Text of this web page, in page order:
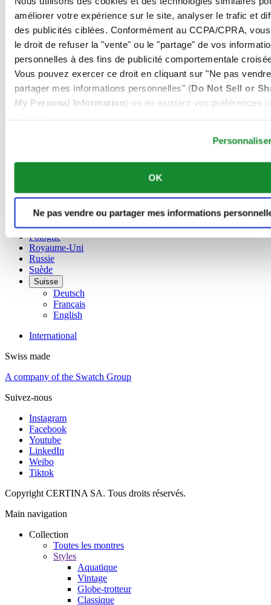
améliorer votre expérience sur le site, analyser le trafic et
des publicités ciblées. Conformément au CCPA/CPRA,
le droit de refuser la "vente" ou le "partage" de vos
personnelles à des fins de publicité comportementale
Vous pouvez exercer ce droit en cliquant sur "Ne pas
partager mes informations personnelles" (Do Not Sell or
My Personal Information) ou en ajustant vos préférences
OK
Ne pas vendre ou partager mes informations
Allemagne
Autriche
Belgique
Dutch
Français
Chine
English
简体中文
Danemark
Irlande
Français
Pays-Bas
Pologne
Royaume-Uni
Russie
Suède
Suisse
Deutsch
Français
English
International
Swiss made
A company of the Swatch Group
Suivez-nous
Instagram
Facebook
Youtube
LinkedIn
Weibo
Tiktok
Copyright CERTINA SA. Tous droits réservés.
Main navigation
Collection
Toutes les montres
Styles
Aquatique
Vintage
Globe-trotteur
Classique